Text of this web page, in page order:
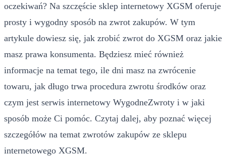
oczekiwań? Na szczęście sklep internetowy XGSM oferuje
prosty i wygodny sposób na zwrot zakupów. W tym
artykule dowiesz się, jak zrobić zwrot do XGSM oraz jakie
masz prawa konsumenta. Będziesz mieć również
informacje na temat tego, ile dni masz na zwrócenie
towaru, jak długo trwa procedura zwrotu środków oraz
czym jest serwis internetowy WygodneZwroty i w jaki
sposób może Ci pomóc. Czytaj dalej, aby poznać więcej
szczegółów na temat zwrotów zakupów ze sklepu
internetowego XGSM.